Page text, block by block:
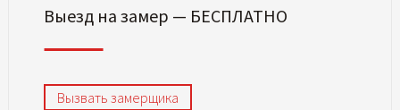
Выезд на замер — БЕСПЛАТНО
Вызвать замерщика